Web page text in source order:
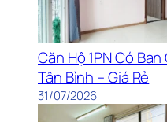
Căn Hộ 1PN Có
Tân Bình – Giá Rẻ
31/07/2026